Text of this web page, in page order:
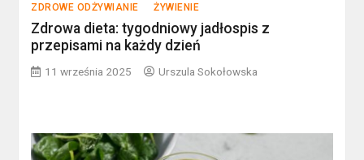
ZDROWE ODŻYWIANIE
ŻYWIENIE
Zdrowa dieta: tygodniowy jadłospis z
przepisami na każdy dzień
11 września 2025 Urszula Sokołowska